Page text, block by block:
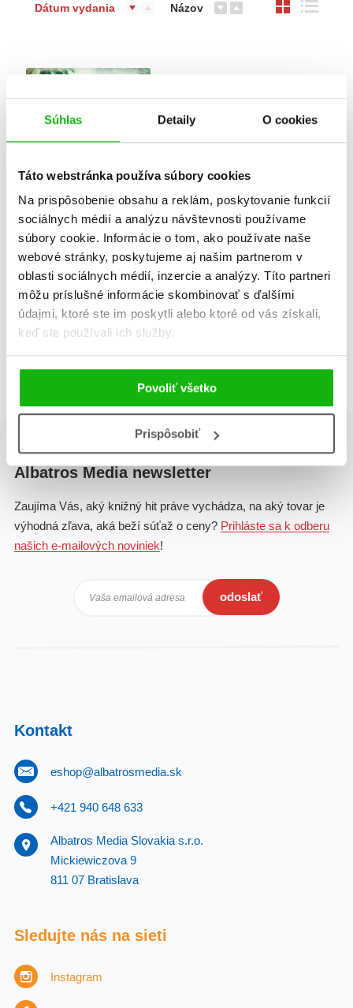
Súhlas Detaily O cookies
Táto webstránka používa súbory cookies
Na prispôsobenie obsahu a reklám, poskytovanie funkcií
sociálnych médií a analýzu návštevnosti používame
súbory cookie. Informácie o tom, ako používate naše
webové stránky, poskytujeme aj našim partnerom v
oblasti sociálnych médií, inzercie a analýzy. Títo partneri
môžu príslušné informácie skombinovať s ďalšími
údajmi, ktoré ste im poskytli alebo ktoré od vás získali,
keď ste používali ich služby.
Povoliť všetko
Prispôsobiť
Dátum vydania Názov
La Fontaine - Bájky
Jean de La Fontaine
Celkom kníh:
Albatros Media newsletter
Zaujíma Vás, aký knižný hit práve vychádza, na aký tovar je
výhodná zľava, aká beží súťaž o ceny? Prihláste sa k odberu
našich e-mailových noviniek!
Vaša emailová adresa odoslať
Kontakt
eshop@albatrosmedia.sk
+421 940 648 633
Albatros Media Slovakia s.r.o.
Mickiewiczova 9
811 07 Bratislava
Sledujte nás na sieti
Instagram